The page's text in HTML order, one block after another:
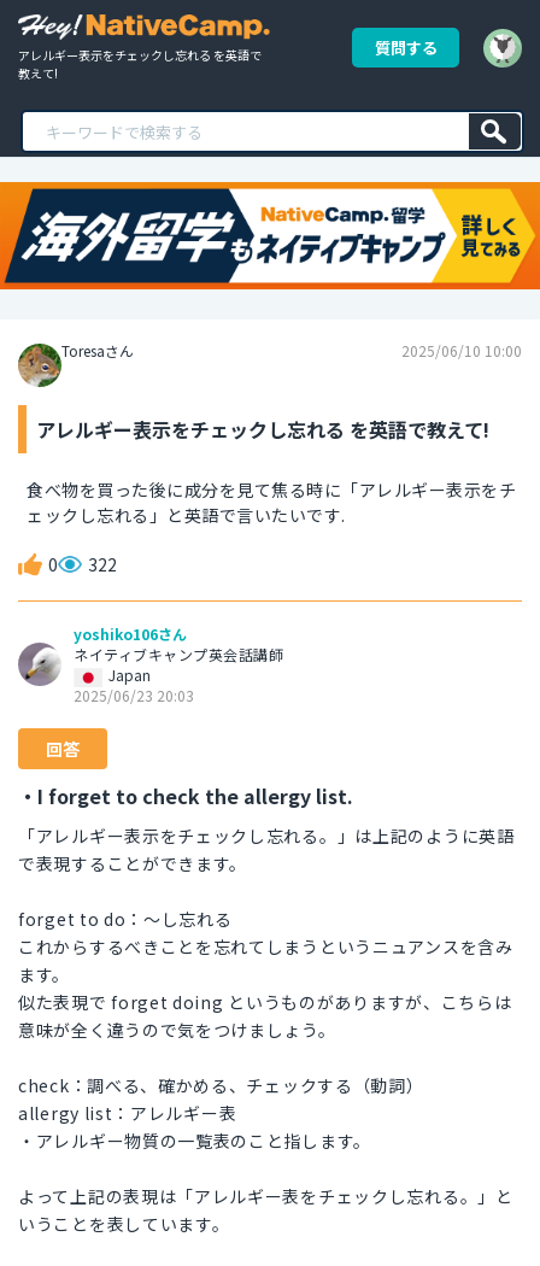
アレルギー表示をチェックし忘れる を英語で
教えて!
質問する
Toresaさん 2025/06/10 10:00
アレルギー表示をチェックし忘れる を英語で教えて!
食べ物を買った後に成分を見て焦る時に「アレルギー表示をチ
ェックし忘れる」と英語で言いたいです.
0 322
yoshiko106さん
ネイティブキャンプ英会話講師
Japan
2025/06/23 20:03
回答
・I forget to check the allergy list.
「アレルギー表示をチェックし忘れる。」は上記のように英語
で表現することができます。
forget to do：〜し忘れる
これからするべきことを忘れてしまうというニュアンスを含み
ます。
似た表現で forget doing というものがありますが、こちらは
意味が全く違うので気をつけましょう。
check：調べる、確かめる、チェックする（動詞）
allergy list：アレルギー表
・アレルギー物質の一覧表のこと指します。
よって上記の表現は「アレルギー表をチェックし忘れる。」と
いうことを表しています。